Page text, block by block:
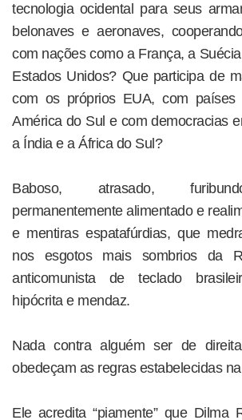
tecnologia ocidental para seus
belonaves e aeronaves,
com nações como a França, a
Estados Unidos? Que participa de
com os próprios EUA, com países
América do Sul e com democracias
a Índia e a África do Sul?
Baboso, atrasado,
permanentemente alimentado e
e mentiras espatafúrdias, que
nos esgotos mais sombrios da
anticomunista de teclado
hipócrita e mendaz.
Nada contra alguém ser de
obedeçam as regras estabelecidas
Ele acredita “piamente” que Dilma